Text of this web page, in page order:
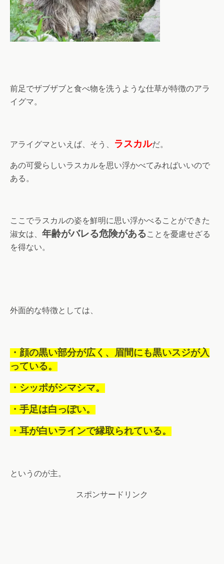
前足でザブザブと食べ物を洗うような仕草が特徴のアラ
イグマ。
アライグマといえば、そう、 ラスカルだ。
あの可愛らしいラスカルを思い浮かべてみればいいので
ある。
ここでラスカルの姿を鮮明に思い浮かべることができた
淑女は、 年齢がバレる危険があることを憂慮せざる
を得ない。
外面的な特徴としては、
・顔の黒い部分が広く、眉間にも黒いスジが入
っている。
・シッポがシマシマ。
・手足は白っぽい。
・耳が白いラインで縁取られている。
というのが主。
スポンサードリンク